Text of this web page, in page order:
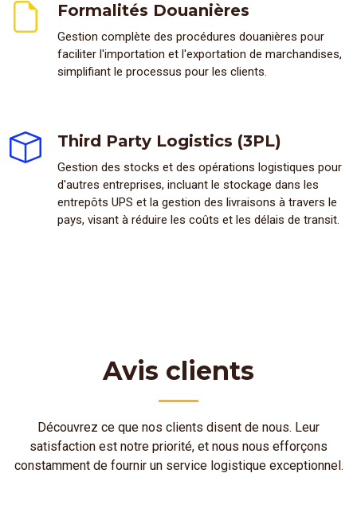
Formalités Douanières
Gestion complète des procédures douanières pour
faciliter l'importation et l'exportation de marchandises,
simplifiant le processus pour les clients.
Third Party Logistics (3PL)
Gestion des stocks et des opérations logistiques pour
d'autres entreprises, incluant le stockage dans les
entrepôts UPS et la gestion des livraisons à travers le
pays, visant à réduire les coûts et les délais de transit.
Avis clients
Découvrez ce que nos clients disent de nous. Leur
satisfaction est notre priorité, et nous nous efforçons
constamment de fournir un service logistique exceptionnel.